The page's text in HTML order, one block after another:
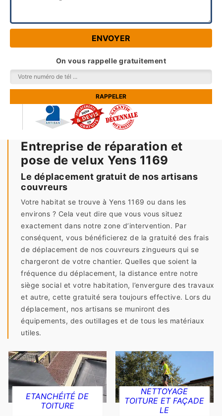
On vous rappelle gratuitement
Entreprise de réparation et
pose de velux Yens 1169
Le déplacement gratuit de nos artisans
couvreurs
Votre habitat se trouve à Yens 1169 ou dans les
environs ? Cela veut dire que vous vous situez
exactement dans notre zone d’intervention. Par
conséquent, vous bénéficierez de la gratuité des frais
de déplacement de nos couvreurs zingueurs qui se
chargeront de votre chantier. Quelles que soient la
fréquence du déplacement, la distance entre notre
siège social et votre habitation, l’envergure des travaux
et autre, cette gratuité sera toujours effective. Lors du
déplacement, nos artisans se muniront des
équipements, des outillages et de tous les matériaux
utiles.
ETANCHÉITÉ DE
TOITURE
NETTOYAGE
TOITURE ET FAÇADE
LE